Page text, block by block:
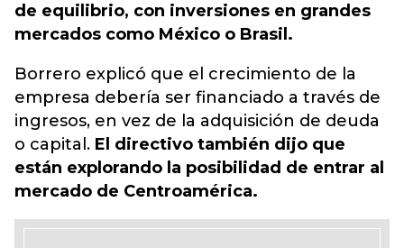
de equilibrio, con inversiones en grandes
mercados como México o Brasil.
Borrero explicó que el crecimiento de la
empresa debería ser financiado a través de
ingresos, en vez de la adquisición de deuda
o capital. El directivo también dijo que
están explorando la posibilidad de entrar al
mercado de Centroamérica.